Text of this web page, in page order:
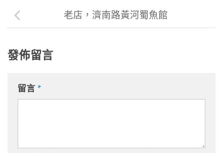
老店，濟南路黃河蜀魚館
發佈留言
留言 *